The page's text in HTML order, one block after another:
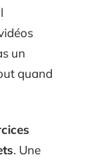
un
quand
. Une